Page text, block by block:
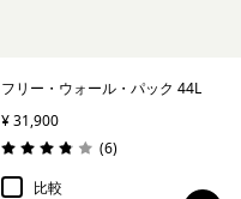
フリー・ウォール・パック 44L
¥ 31,900
評価: 3.8 / 5
(6レビュー
)
比較